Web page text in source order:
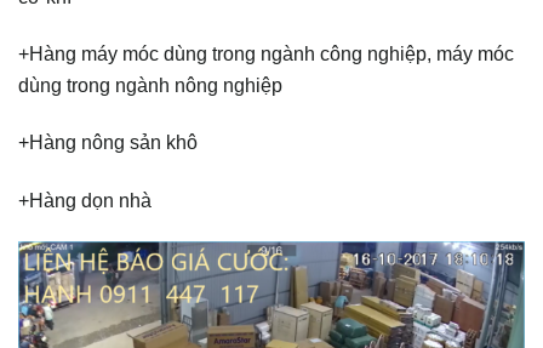
+Hàng máy móc dùng trong ngành công nghiệp, máy móc
dùng trong ngành nông nghiệp
+Hàng nông sản khô
+Hàng dọn nhà